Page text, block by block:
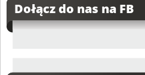
Dołącz do nas na FB